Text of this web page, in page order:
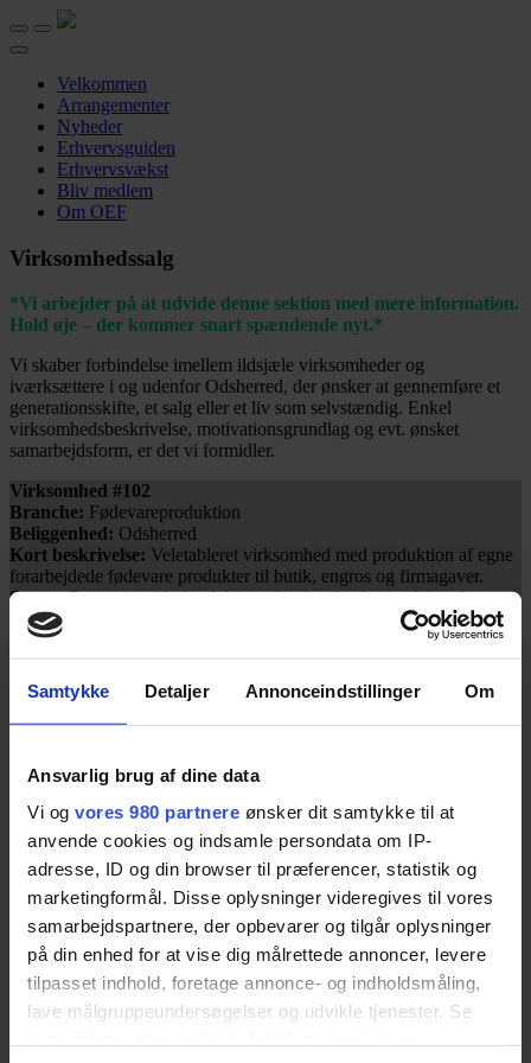
Samtykke Detaljer Annonceindstillinger Om
Ansvarlig brug af dine data
Vi og vores 980 partnere ønsker dit samtykke til at
anvende cookies og indsamle persondata om IP-
adresse, ID og din browser til præferencer, statistik og
marketingformål. Disse oplysninger videregives til vores
samarbejdspartnere, der opbevarer og tilgår oplysninger
på din enhed for at vise dig målrettede annoncer, levere
tilpasset indhold, foretage annonce- og indholdsmåling,
lave målgruppeundersøgelser og udvikle tjenester. Se
Velkommen
Arrangementer
Nyheder
Erhvervsguiden
Erhvervsvækst
Bliv medlem
Om OEF
Virksomhedssalg
*Vi arbejder på at udvide denne sektion med mere information.
Hold øje – der kommer snart spændende nyt.*
Vi skaber forbindelse imellem ildsjæle virksomheder og
iværksættere i og udenfor Odsherred, der ønsker at gennemføre et
generationsskifte, et salg eller et liv som selvstændig. Enkel
virksomhedsbeskrivelse, motivationsgrundlag og evt. ønsket
samarbejdsform, er det vi formidler.
Virksomhed #102
Branche: Fødevareproduktion
Beliggenhed: Odsherred
Kort beskrivelse: Veletableret virksomhed med produktion af egne
forarbejdede fødevare produkter til butik, engros og firmagaver.
Status:Person(er) i forbindelse med videreførelse i et løbende
generationsskifte
Model
Tidsramme:Indenfor 1-3 år
Kontakt:Odsherred Erhvervsforum
Virksomhed #103
Beliggenhed:
Odsherred
Kort beskrivelse:Veletableret Gårdbutik med god omsætning med
salg af egne forarbejdede fødevarer, samt sortiment fra eksterne
lokale lev. + stort firmagave salg
Status:Person(er) i forbindelse med videreførelse i et løbende
generationsskifte
Model: Åben for dialog – gerne gradvis overdragelse
Tidsramme: Indenfor 1-3 år
Kontakt:Odsherred Erhvervsforum
Virksomhed #107
Branche: Restauration
Beliggenhed: Odsherred
Kort beskrivelse:Veletableret restauration med sin helt egen